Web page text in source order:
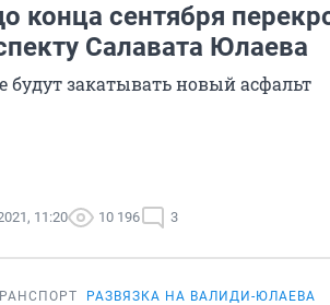
конца сентября
Салавата Юлаева
будут закатывать новый асфальт
11:20 10 196 3
РАЗВЯЗКА НА ВАЛИДИ-ЮЛАЕВА